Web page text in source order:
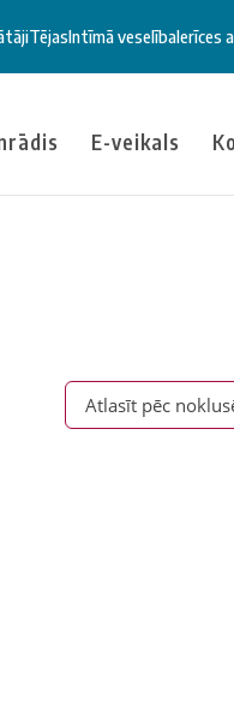
TējasIntīmā veselībaIerīces
E-veikals